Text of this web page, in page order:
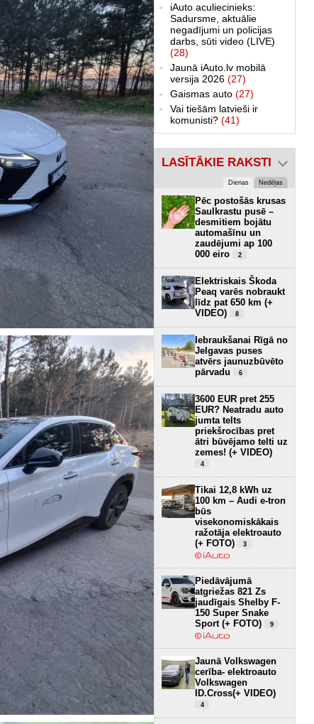
iAuto aculiecinieks:
Sadursme, aktuālie
negadījumi un policijas
darbs, sūti video (LIVE)
(28)
Jaunā iAuto.lv mobilā
versija 2026 (27)
Gaismas auto (27)
Vai tiešām latvieši ir
komunisti? (41)
LASĪTĀKIE RAKSTI
Dienas Nedēļas
Pēc postošās krusas
Saulkrastu pusē –
desmitiem bojātu
automašīnu un
zaudējumi ap 100
000 eiro
2
Elektriskais Škoda
Peaq varēs nobraukt
līdz pat 650 km (+
VIDEO)
8
Iebraukšanai Rīgā no
Jelgavas puses
atvērs jaunuzbūvēto
pārvadu
6
3600 EUR pret 255
EUR? Neatradu auto
jumta telts
priekšrocības pret
ātri būvējamo telti uz
zemes! (+ VIDEO)
4
Tikai 12,8 kWh uz
100 km – Audi e-tron
būs
visekonomiskākais
ražotāja elektroauto
(+ FOTO)
3
Piedāvājumā
atgriežas 821 Zs
jaudīgais Shelby F-
150 Super Snake
Sport (+ FOTO)
9
Jaunā Volkswagen
cerība- elektroauto
Volkswagen
ID.Cross(+ VIDEO)
4